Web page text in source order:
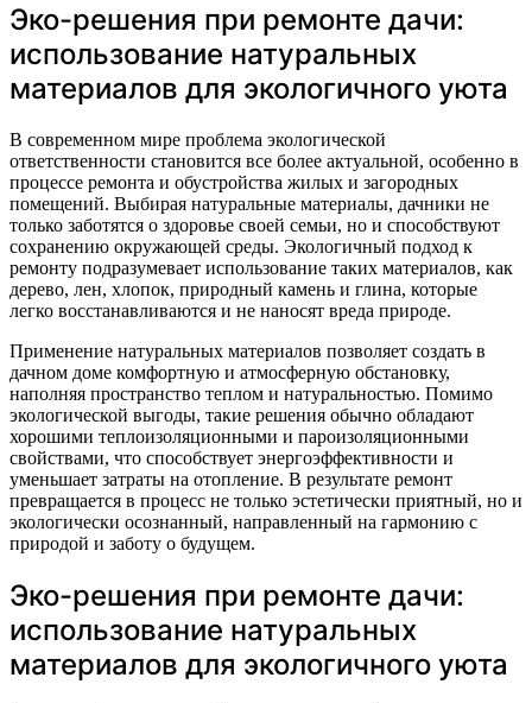
Эко-решения при ремонте дачи:
использование натуральных
материалов для экологичного уюта
В современном мире проблема экологической
ответственности становится все более актуальной, особенно в
процессе ремонта и обустройства жилых и загородных
помещений. Выбирая натуральные материалы, дачники не
только заботятся о здоровье своей семьи, но и способствуют
сохранению окружающей среды. Экологичный подход к
ремонту подразумевает использование таких материалов, как
дерево, лен, хлопок, природный камень и глина, которые
легко восстанавливаются и не наносят вреда природе.
Применение натуральных материалов позволяет создать в
дачном доме комфортную и атмосферную обстановку,
наполняя пространство теплом и натуральностью. Помимо
экологической выгоды, такие решения обычно обладают
хорошими теплоизоляционными и пароизоляционными
свойствами, что способствует энергоэффективности и
уменьшает затраты на отопление. В результате ремонт
превращается в процесс не только эстетически приятный, но и
экологически осознанный, направленный на гармонию с
природой и заботу о будущем.
Эко-решения при ремонте дачи:
использование натуральных
материалов для экологичного уюта